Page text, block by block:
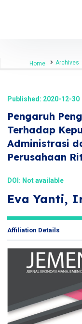
Home Archives
Published: 2020-12-30
Pengaruh
Terhadap
Administrasi
Perusahaan
DOI: Not available
Eva Yanti,
Affiliation Details